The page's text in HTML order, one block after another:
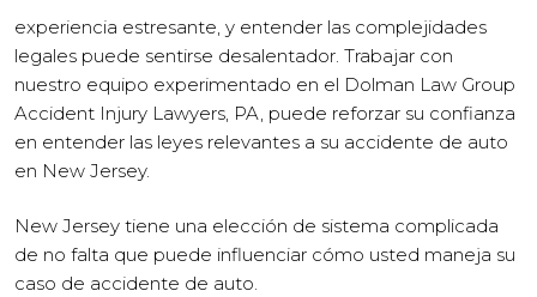
experiencia estresante, y entender las complejidades
legales puede sentirse desalentador. Trabajar con
nuestro equipo experimentado en el Dolman Law Group
Accident Injury Lawyers, PA, puede reforzar su confianza
en entender las leyes relevantes a su accidente de auto
en New Jersey.
New Jersey tiene una elección de sistema complicada
de no falta que puede influenciar cómo usted maneja su
caso de accidente de auto.